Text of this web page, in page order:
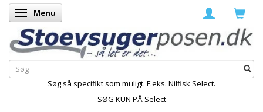
Skifte navigation
Menu
Søg så specifikt som muligt. F.eks. Nilfisk Select.
SØG KUN PÅ Select